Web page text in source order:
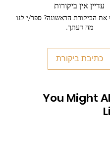
עדיין אין ביקורות
את הביקורת הראשונה? ספר/י לנו
מה דעתך.
כתיבת ביקורת
You Might